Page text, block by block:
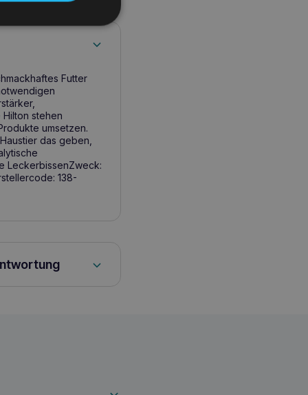
Futter
stehen
umsetzen.
das geben,
LeckerbissenZweck:
138-